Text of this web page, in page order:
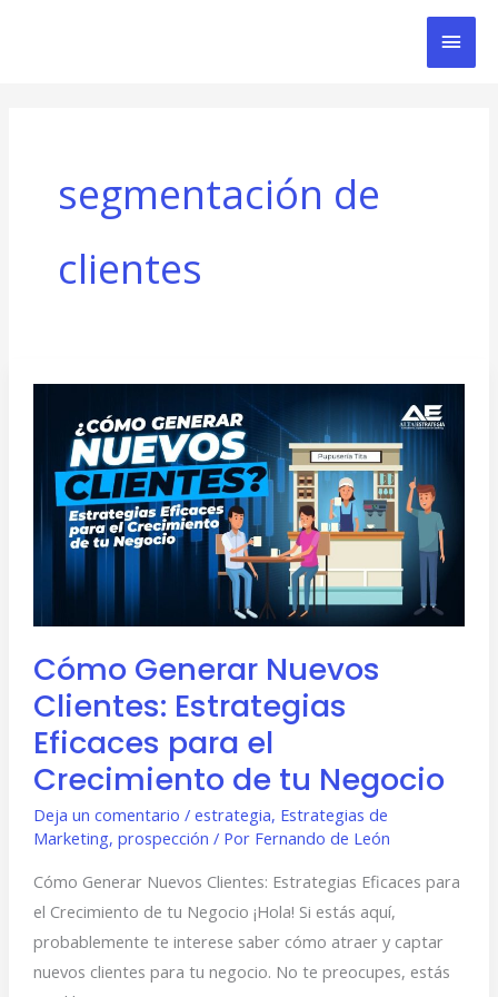
segmentación de
clientes
Cómo Generar Nuevos
Clientes: Estrategias
Eficaces para el
Crecimiento de tu Negocio
Deja un comentario / estrategia, Estrategias de
Marketing, prospección / Por Fernando de León
Cómo Generar Nuevos Clientes: Estrategias Eficaces para
el Crecimiento de tu Negocio ¡Hola! Si estás aquí,
probablemente te interese saber cómo atraer y captar
nuevos clientes para tu negocio. No te preocupes, estás
Generar
Nuevos
Clientes:
Estrategias
Eficaces
para
de
tu
Negocio